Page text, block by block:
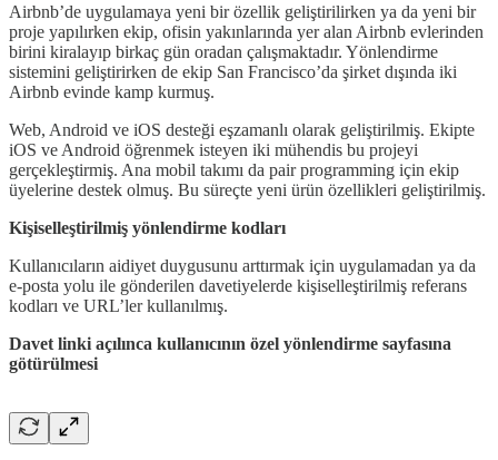
Airbnb’de uygulamaya yeni bir özellik geliştirilirken ya da yeni bir
proje yapılırken ekip, ofisin yakınlarında yer alan Airbnb evlerinden
birini kiralayıp birkaç gün oradan çalışmaktadır. Yönlendirme
sistemini geliştirirken de ekip San Francisco’da şirket dışında iki
Airbnb evinde kamp kurmuş.
Web, Android ve iOS desteği eşzamanlı olarak geliştirilmiş. Ekipte
iOS ve Android öğrenmek isteyen iki mühendis bu projeyi
gerçekleştirmiş. Ana mobil takımı da pair programming için ekip
üyelerine destek olmuş. Bu süreçte yeni ürün özellikleri geliştirilmiş.
Kişiselleştirilmiş yönlendirme kodları
Kullanıcıların aidiyet duygusunu arttırmak için uygulamadan ya da
e-posta yolu ile gönderilen davetiyelerde kişiselleştirilmiş referans
kodları ve URL’ler kullanılmış.
Davet linki açılınca kullanıcının özel yönlendirme sayfasına
götürülmesi